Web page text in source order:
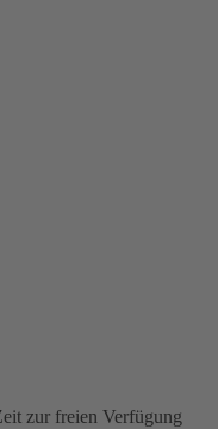
zur freien Verfügung